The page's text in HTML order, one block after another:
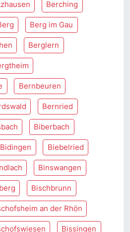
Berching
Berg im Gau
Berglern
Bernbeuren
Bernried
Biberbach
Bidingen Biebelried
Binswangen
Bischbrunn
an der Rhön
Bissingen